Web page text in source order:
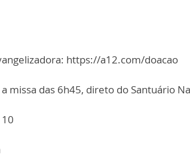
https://a12.com/doacao
missa das 6h45, direto do Santuário